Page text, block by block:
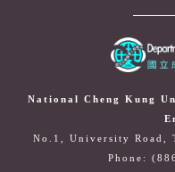
National Cheng Kung
No.1, University Road,
Phone: